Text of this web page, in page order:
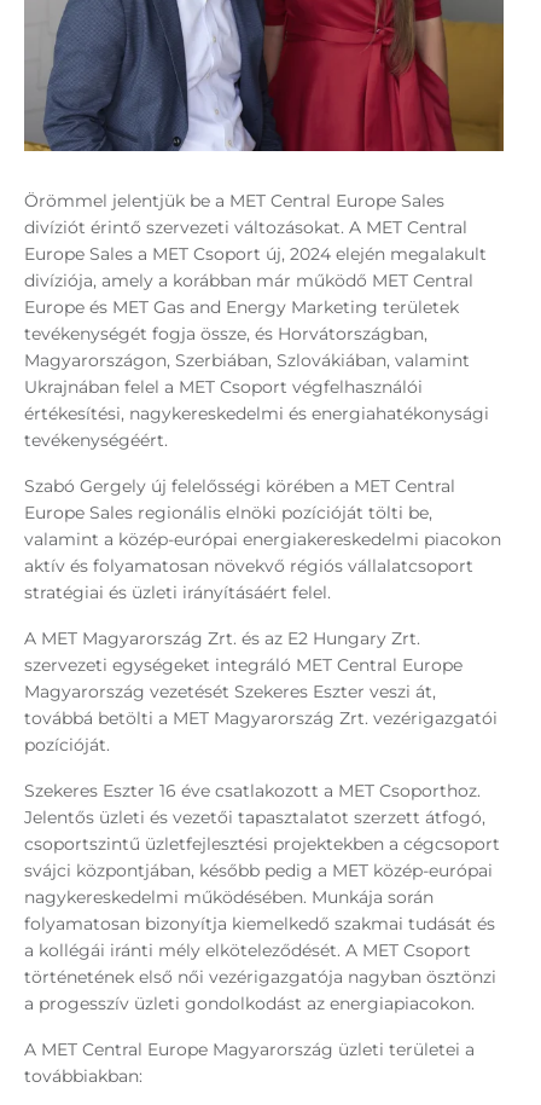
Örömmel jelentjük be a MET Central Europe Sales
divíziót érintő szervezeti változásokat. A MET Central
Europe Sales a MET Csoport új, 2024 elején megalakult
divíziója, amely a korábban már működő MET Central
Europe és MET Gas and Energy Marketing területek
tevékenységét fogja össze, és Horvátországban,
Magyarországon, Szerbiában, Szlovákiában, valamint
Ukrajnában felel a MET Csoport végfelhasználói
értékesítési, nagykereskedelmi és energiahatékonysági
tevékenységéért.
Szabó Gergely új felelősségi körében a MET Central
Europe Sales regionális elnöki pozícióját tölti be,
valamint a közép-európai energiakereskedelmi piacokon
aktív és folyamatosan növekvő régiós vállalatcsoport
stratégiai és üzleti irányításáért felel.
A MET Magyarország Zrt. és az E2 Hungary Zrt.
szervezeti egységeket integráló MET Central Europe
Magyarország vezetését Szekeres Eszter veszi át,
továbbá betölti a MET Magyarország Zrt. vezérigazgatói
pozícióját.
Szekeres Eszter 16 éve csatlakozott a MET Csoporthoz.
Jelentős üzleti és vezetői tapasztalatot szerzett átfogó,
csoportszintű üzletfejlesztési projektekben a cégcsoport
svájci központjában, később pedig a MET közép-európai
nagykereskedelmi működésében. Munkája során
folyamatosan bizonyítja kiemelkedő szakmai tudását és
a kollégái iránti mély elköteleződését. A MET Csoport
történetének első női vezérigazgatója nagyban ösztönzi
a progesszív üzleti gondolkodást az energiapiacokon.
A MET Central Europe Magyarország üzleti területei a
továbbiakban: